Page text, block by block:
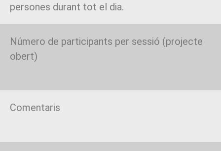
persones durant tot el dia.
Número de participants per sessió (projecte
obert)
Comentaris